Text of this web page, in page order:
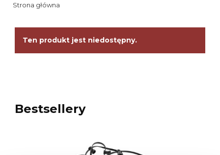
Strona główna
Ten produkt jest niedostępny.
Bestsellery